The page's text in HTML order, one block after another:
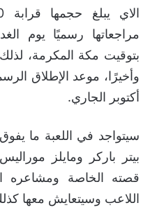
بتوقيت مكة المكرمة، لذلك
أكتوبر الجاري.
بيتر باركر ومايلز
قصته الخاصة ومشاعره
اللاعب وسيتعايش معها